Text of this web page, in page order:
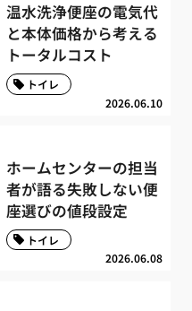
温水洗浄便座の電気代
と本体価格から考える
トータルコスト
2026.06.10
トイレ
ホームセンターの担当
者が語る失敗しない便
座選びの値段設定
2026.06.08
トイレ